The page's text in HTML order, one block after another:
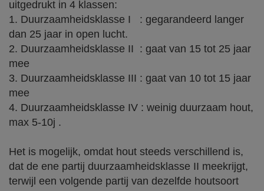
uitgedrukt in 4 klassen:
1. Duurzaamheidsklasse I : gegarandeerd langer
dan 25 jaar in open lucht.
2. Duurzaamheidsklasse II : gaat van 15 tot 25 jaar
mee
3. Duurzaamheidsklasse III : gaat van 10 tot 15 jaar
mee
4. Duurzaamheidsklasse IV : weinig duurzaam hout,
max 5-10j .
Het is mogelijk, omdat hout steeds verschillend is,
dat de ene partij duurzaamheidsklasse II meekrijgt,
terwijl een volgende partij van dezelfde houtsoort